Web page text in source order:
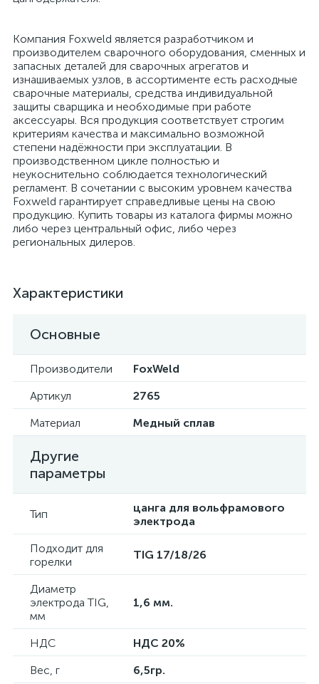
Компания Foxweld является разработчиком и
производителем сварочного оборудования, сменных и
запасных деталей для сварочных агрегатов и
изнашиваемых узлов, в ассортименте есть расходные
сварочные материалы, средства индивидуальной
защиты сварщика и необходимые при работе
аксессуары. Вся продукция соответствует строгим
критериям качества и максимально возможной
степени надёжности при эксплуатации. В
производственном цикле полностью и
неукоснительно соблюдается технологический
регламент. В сочетании с высоким уровнем качества
Foxweld гарантирует справедливые цены на свою
продукцию. Купить товары из каталога фирмы можно
либо через центральный офис, либо через
региональных дилеров.
Характеристики
Основные
Производители
FoxWeld
Артикул
2765
Материал
Медный сплав
Другие
параметры
Тип
цанга для вольфрамового
электрода
Подходит для
горелки
TIG 17/18/26
Диаметр
электрода TIG,
мм
1,6 мм.
НДС
НДС 20%
Вес, г
6,5гр.